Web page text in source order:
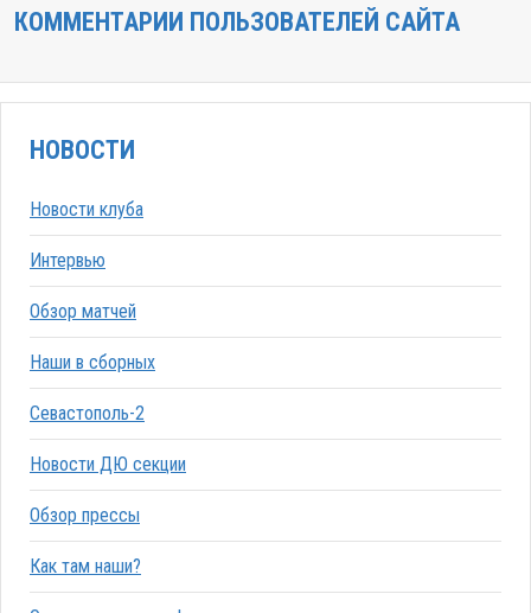
КОММЕНТАРИИ ПОЛЬЗОВАТЕЛЕЙ САЙТА
НОВОСТИ
Новости клуба
Интервью
Обзор матчей
Наши в сборных
Севастополь-2
Новости ДЮ секции
Обзор прессы
Как там наши?